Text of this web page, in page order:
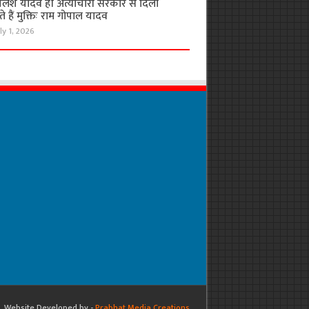
यादव ही अत्याचारी सरकार से दिला
मुक्तिः राम गोपाल यादव
1, 2026